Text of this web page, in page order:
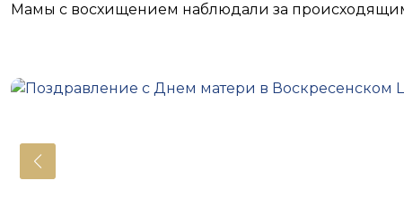
Мамы с восхищением наблюдали за